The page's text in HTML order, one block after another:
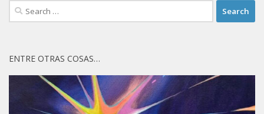
Search
for:
ENTRE OTRAS COSAS…